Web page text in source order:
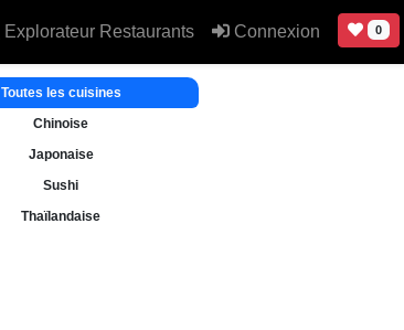
Explorateur Restaurants Connexion 0
Toutes les cuisines
Chinoise
Japonaise
Sushi
Thaïlandaise